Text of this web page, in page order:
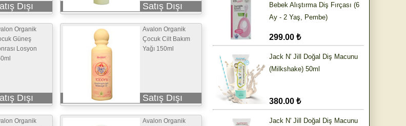
Dışı Satış Dışı
Organik
Güneş
Losyon
Dışı
Avalon Organik
Çocuk Cilt Bakım
Yağı 150ml
Satış Dışı
Organik
Avalon Organik
Bebek Alıştırma Diş Fırçası (6
Ay - 2 Yaş, Pembe)
299.00 ₺
Jack N' Jill Doğal Diş Macunu
(Milkshake) 50ml
380.00 ₺
Jack N' Jill Doğal Diş Macunu